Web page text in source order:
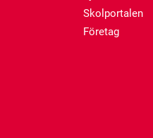
Skolportalen
Företag